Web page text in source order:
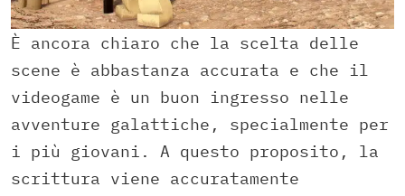
È ancora chiaro che la scelta delle
scene è abbastanza accurata e che il
videogame è un buon ingresso nelle
avventure galattiche, specialmente per
i più giovani. A questo proposito, la
scrittura viene accuratamente